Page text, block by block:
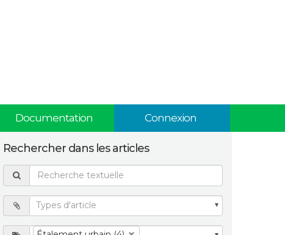
Documentation Connexion
Rechercher dans les articles